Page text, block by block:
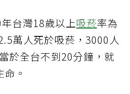
台灣18歲以上吸菸率為
萬人死於吸菸，3000人
於全台不到20分鐘，就
。